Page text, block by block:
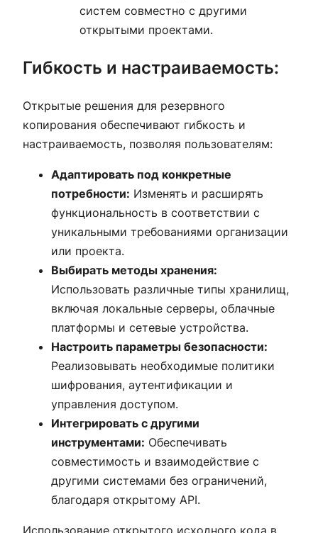
систем совместно с другими
открытыми проектами.
Гибкость и настраиваемость:
Открытые решения для резервного
копирования обеспечивают гибкость и
настраиваемость, позволяя пользователям:
Адаптировать под конкретные
потребности: Изменять и расширять
функциональность в соответствии с
уникальными требованиями организации
или проекта.
Выбирать методы хранения:
Использовать различные типы хранилищ,
включая локальные серверы, облачные
платформы и сетевые устройства.
Настроить параметры безопасности:
Реализовывать необходимые политики
шифрования, аутентификации и
управления доступом.
Интегрировать с другими
инструментами: Обеспечивать
совместимость и взаимодействие с
другими системами без ограничений,
благодаря открытому API.